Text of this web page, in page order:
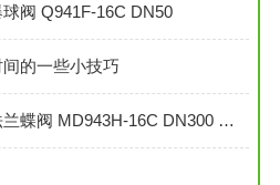
阀 Q941F-16C DN50
的一些小技巧
矿用煤安隔爆型电动法兰蝶阀 MD943H-16C DN300 煤矿用隔爆电动蝶阀